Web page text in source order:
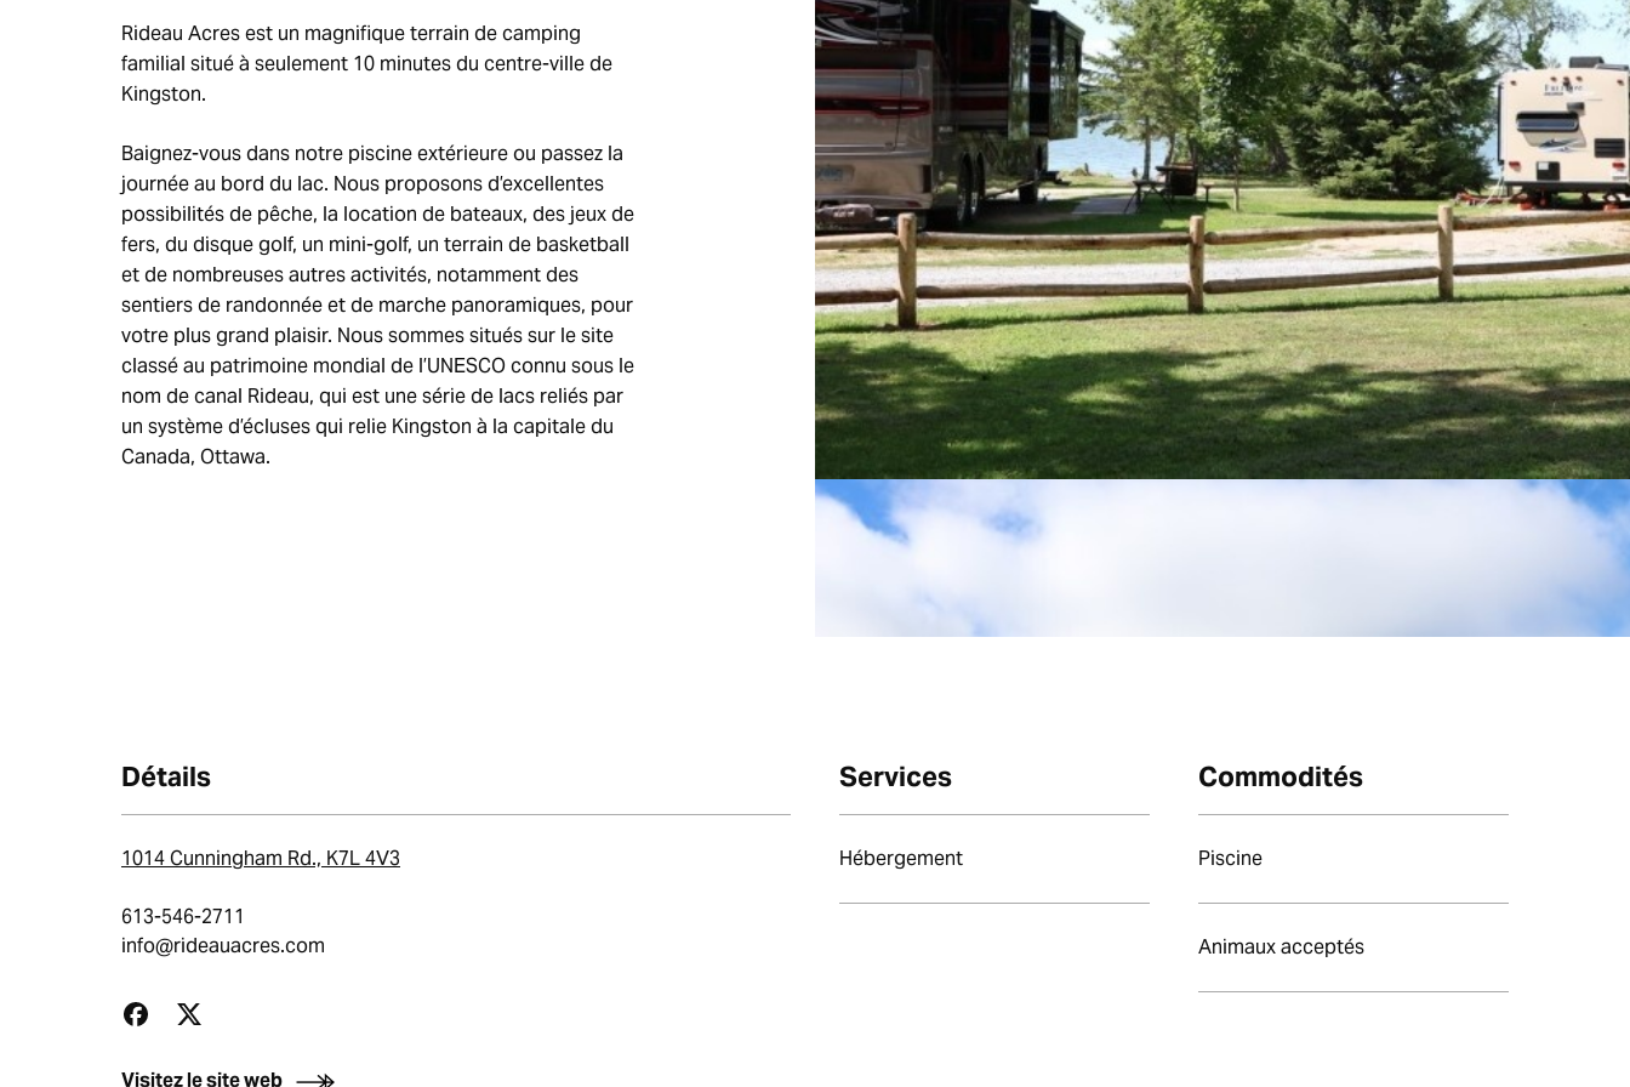
Rideau Acres est un magnifique terrain de camping
familial situé à seulement 10 minutes du centre-ville de
Kingston.
Baignez-vous dans notre piscine extérieure ou passez la
journée au bord du lac. Nous proposons d’excellentes
possibilités de pêche, la location de bateaux, des jeux de
fers, du disque golf, un mini-golf, un terrain de basketball
et de nombreuses autres activités, notamment des
sentiers de randonnée et de marche panoramiques, pour
votre plus grand plaisir. Nous sommes situés sur le site
classé au patrimoine mondial de l’UNESCO connu sous le
nom de canal Rideau, qui est une série de lacs reliés par
un système d’écluses qui relie Kingston à la capitale du
Canada, Ottawa.
Détails
1014 Cunningham Rd., K7L 4V3
613-546-2711
info@rideauacres.com
Visitez le site web
Services
Hébergement
Commodités
Piscine
Animaux acceptés